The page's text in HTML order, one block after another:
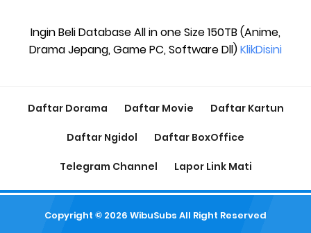
Ingin Beli Database All in one Size 150TB (Anime,
Drama Jepang, Game PC, Software Dll)KlikDisini
Daftar Dorama Daftar Movie Daftar Kartun
Daftar Ngidol Daftar BoxOffice
Telegram Channel Lapor Link Mati
Copyright © 2026 WibuSubs All Right Reserved